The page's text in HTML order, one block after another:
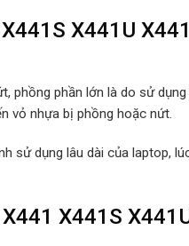
X441U
phồng phần lớn là do sử
vỏ nhựa bị phồng hoặc nứt.
sử dụng lâu dài của laptop,
X441S